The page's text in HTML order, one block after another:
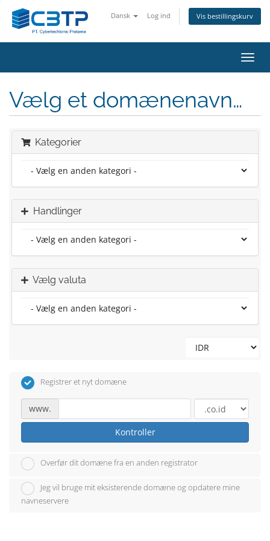
Dansk Log ind Vis bestillingskurv
Skift
Vælg et domænenavn…
Kategorier
Handlinger
Vælg valuta
Registrer et nyt domæne
www.
Kontroller
Overfør dit domæne fra en anden registrator
Jeg vil bruge mit eksisterende domæne og opdatere mine
navneservere